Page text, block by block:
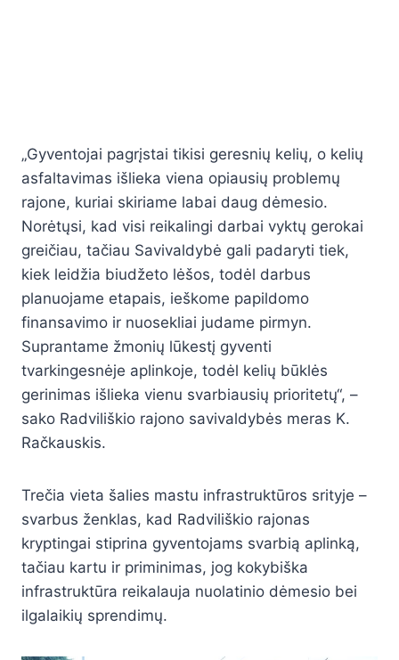
„Gyventojai pagrįstai tikisi geresnių kelių, o kelių
asfaltavimas išlieka viena opiausių problemų
rajone, kuriai skiriame labai daug dėmesio.
Norėtųsi, kad visi reikalingi darbai vyktų gerokai
greičiau, tačiau Savivaldybė gali padaryti tiek,
kiek leidžia biudžeto lėšos, todėl darbus
planuojame etapais, ieškome papildomo
finansavimo ir nuosekliai judame pirmyn.
Suprantame žmonių lūkestį gyventi
tvarkingesnėje aplinkoje, todėl kelių būklės
gerinimas išlieka vienu svarbiausių prioritetų“, –
sako Radviliškio rajono savivaldybės meras K.
Račkauskis.
Trečia vieta šalies mastu infrastruktūros srityje –
svarbus ženklas, kad Radviliškio rajonas
kryptingai stiprina gyventojams svarbią aplinką,
tačiau kartu ir priminimas, jog kokybiška
infrastruktūra reikalauja nuolatinio dėmesio bei
ilgalaikių sprendimų.